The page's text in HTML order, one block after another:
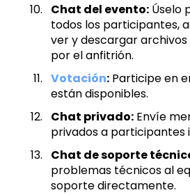
Chat del evento: Úselo
todos los participantes,
ver y descargar
por el anfitrión.
Votación: Participe en
están disponibles.
Chat privado: Envíe
privados a participantes
Chat de soporte
problemas técnicos al
soporte directamente.